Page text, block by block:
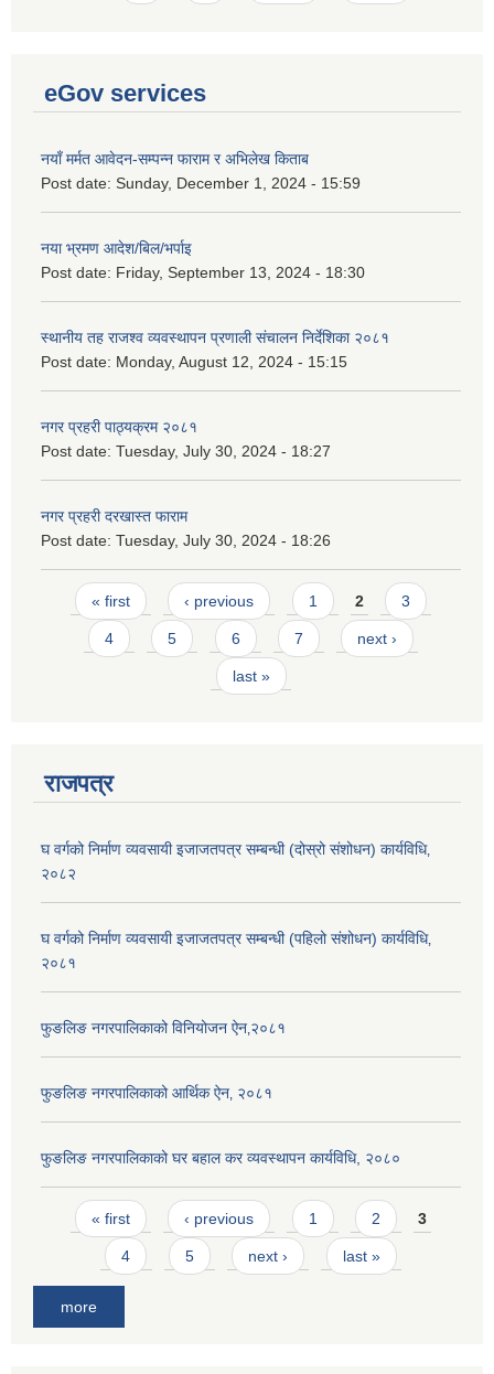
eGov services
नयाँ मर्मत आवेदन-सम्पन्न फाराम र अभिलेख किताब
Post date: Sunday, December 1, 2024 - 15:59
नया भ्रमण आदेश/बिल/भर्पाइ
Post date: Friday, September 13, 2024 - 18:30
स्थानीय तह राजश्व व्यवस्थापन प्रणाली संचालन निर्देशिका २०८१
Post date: Monday, August 12, 2024 - 15:15
नगर प्रहरी पाठ्यक्रम २०८१
Post date: Tuesday, July 30, 2024 - 18:27
नगर प्रहरी दरखास्त फाराम
Post date: Tuesday, July 30, 2024 - 18:26
Pages
« first ‹ previous 1 2 3
4 5 6 7 next ›
last »
राजपत्र
घ वर्गको निर्माण व्यवसायी इजाजतपत्र सम्बन्धी (दोस्रो संशोधन) कार्यविधि‚
२०८२
घ वर्गको निर्माण व्यवसायी इजाजतपत्र सम्बन्धी (पहिलो संशोधन) कार्यविधि‚
२०८१
फुङलिङ नगरपालिकाको विनियोजन ऐन‚२०८१
फुङलिङ नगरपालिकाको आर्थिक ऐन‚ २०८१
फुङलिङ नगरपालिकाको घर बहाल कर व्यवस्थापन कार्यविधि, २०८०
Pages
« first ‹ previous 1 2 3
4 5 next › last »
more